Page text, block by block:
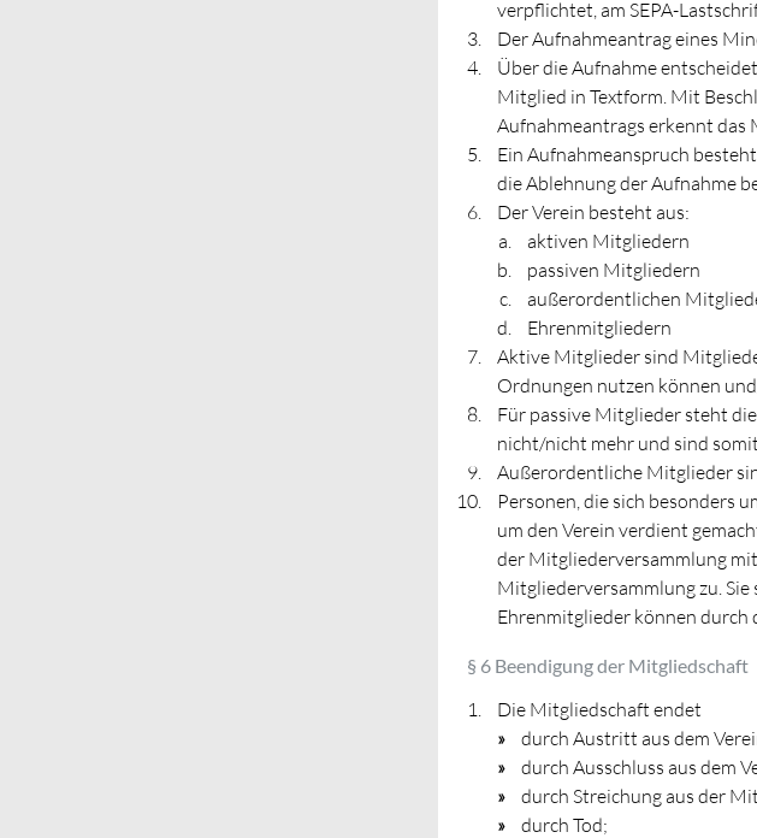
verpflichtet, am SEPA-
Der Aufnahmeantrag eines
Über die Aufnahme
Mitglied in Textform. Mit
Aufnahmeantrags erkennt das
Ein Aufnahmeanspruch
die Ablehnung der Aufnahme
Der Verein besteht aus:
aktiven Mitgliedern
passiven Mitgliedern
außerordentlichen
Ehrenmitgliedern
Aktive Mitglieder sind
Ordnungen nutzen können
Für passive Mitglieder steht
nicht/nicht mehr und sind
Außerordentliche Mitglieder
Personen, die sich besonders
um den Verein verdient
der Mitgliederversammlung
Mitgliederversammlung zu.
Ehrenmitglieder können
§ 6 Beendigung der Mitgliedschaft
Die Mitgliedschaft endet
durch Austritt aus dem
durch Ausschluss aus dem
durch Streichung aus der
durch Tod;